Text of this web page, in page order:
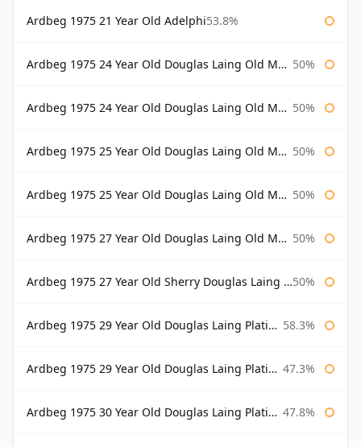
Ardbeg 1975 21 Year Old Adelphi53.8%
Ardbeg 1975 24 Year Old Douglas Laing Old Malt Cask 50%
Ardbeg 1975 24 Year Old Douglas Laing Old Malt Cask Bottled 2000 50%
Ardbeg 1975 25 Year Old Douglas Laing Old Malt Cask 50%
Ardbeg 1975 25 Year Old Douglas Laing Old Malt Cask Bottled 2001 50%
Ardbeg 1975 27 Year Old Douglas Laing Old Malt Cask 50%
Ardbeg 1975 27 Year Old Sherry Douglas Laing Old Malt Cask 50%
Ardbeg 1975 29 Year Old Douglas Laing Platinum Selection 58.3%
Ardbeg 1975 29 Year Old Douglas Laing Platinum Selection Bottled 2004 47.3%
Ardbeg 1975 30 Year Old Douglas Laing Platinum Selection 47.8%